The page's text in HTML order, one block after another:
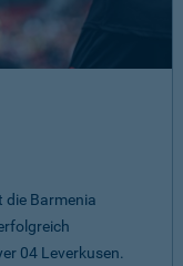
die Barmenia
04 Leverkusen.